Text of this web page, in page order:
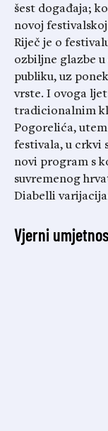
šest događaja;
novoj
Riječ je o
ozbiljne glazbe
publiku, uz
vrste. I ovoga
tradicionalnim
Pogorelića,
festivala, u crkvi
novi program s
suvremenog
Diabelli
Vjerni